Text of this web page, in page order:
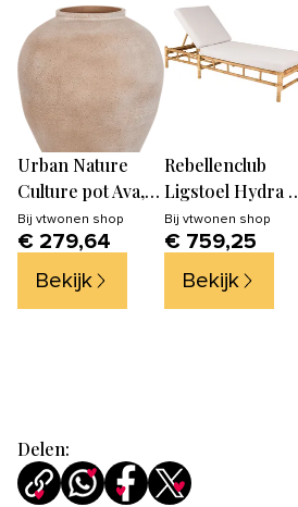
Urban Nature
Culture pot Ava,
XL Terracotta - Ø
48.5x55cm
Bij vtwonen shop
€ 279,64
Bekijk
Rebellenclub
Ligstoel Hydra -
Naturel Bamboe
Bij vtwonen shop
€ 759,25
Bekijk
Delen: